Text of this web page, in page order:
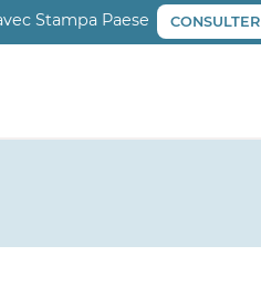
Stampa Paese CONSULTER